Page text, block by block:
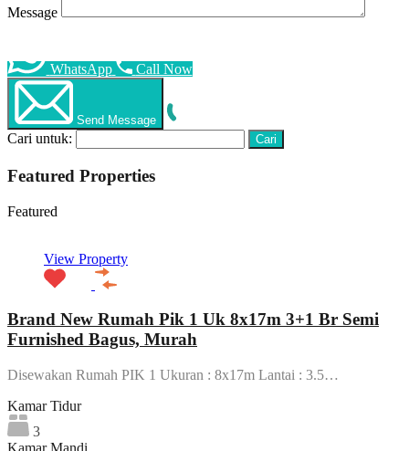
Message
WhatsApp Call Now
Send Message
Cari untuk:
Featured Properties
Featured
View Property
Brand New Rumah Pik 1 Uk 8x17m 3+1 Br Semi
Furnished Bagus, Murah
Disewakan Rumah PIK 1 Ukuran : 8x17m Lantai : 3.5…
Kamar Tidur
3
Kamar Mandi